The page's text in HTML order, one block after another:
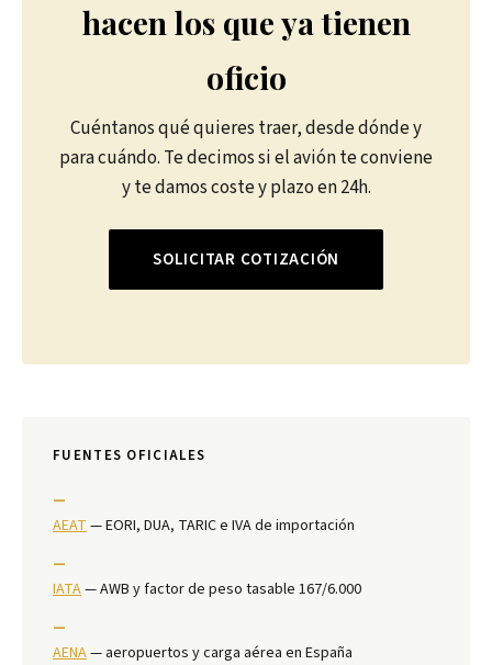
hacen los que ya tienen
oficio
Cuéntanos qué quieres traer, desde dónde y
para cuándo. Te decimos si el avión te conviene
y te damos coste y plazo en 24h.
SOLICITAR COTIZACIÓN
FUENTES OFICIALES
—
AEAT — EORI, DUA, TARIC e IVA de importación
—
IATA— AWB y factor de peso tasable 167/6.000
—
AENA— aeropuertos y carga aérea en España